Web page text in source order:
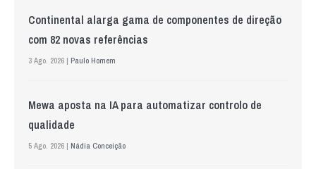
Continental alarga gama de componentes de direção
com 82 novas referências
3 Ago. 2026 | Paulo Homem
Mewa aposta na IA para automatizar controlo de
qualidade
5 Ago. 2026 | Nádia Conceição